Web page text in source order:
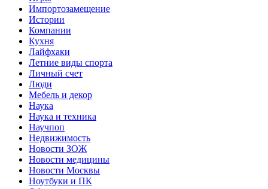
Импортозамещение
Истории
Компании
Кухня
Лайфхаки
Летние виды спорта
Личный счет
Люди
Мебель и декор
Наука
Наука и техника
Научпоп
Недвижимость
Новости ЗОЖ
Новости медицины
Новости Москвы
Ноутбуки и ПК